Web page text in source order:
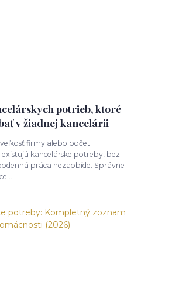
potrieb, ktoré
v žiadnej kancelárii
firmy alebo počet
kancelárske potreby, bez
práca nezaobíde. Správne